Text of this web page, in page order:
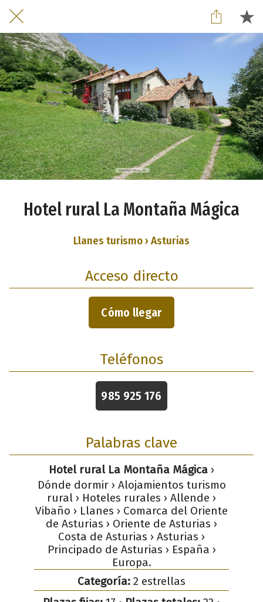
Hotel rural La Montaña Mágica
Llanes turismo › Asturias
Acceso directo
Cómo llegar
Teléfonos
985 925 176
Palabras clave
Hotel rural La Montaña Mágica ›
Dónde dormir › Alojamientos turismo
rural › Hoteles rurales › Allende ›
Vibaño › Llanes › Comarca del Oriente
de Asturias › Oriente de Asturias ›
Costa de Asturias › Asturias ›
Principado de Asturias › España ›
Europa.
Categoría: 2 estrellas